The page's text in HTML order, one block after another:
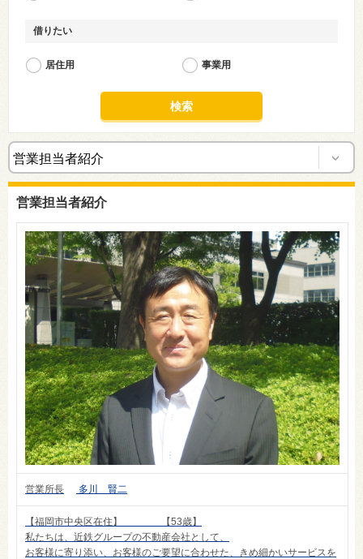
借りたい
居住用 事業用
営業担当者紹介
営業所長 多川 賢二
【福岡市中央区在住】 【53歳】
私たちは、近鉄グループの不動産会社として、
お客様に寄り添い、お客様のご要望に合わせた、きめ細かいサービスを